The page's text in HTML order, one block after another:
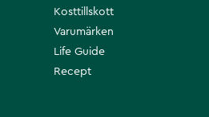
Kosttillskott
Varumärken
Life Guide
Recept